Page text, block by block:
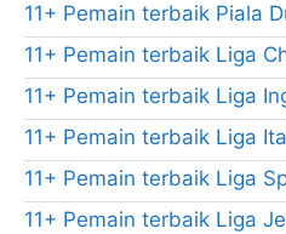
11+ Pemain terbaik Piala
11+ Pemain terbaik Liga
11+ Pemain terbaik Liga
11+ Pemain terbaik Liga
11+ Pemain terbaik Liga
11+ Pemain terbaik Liga